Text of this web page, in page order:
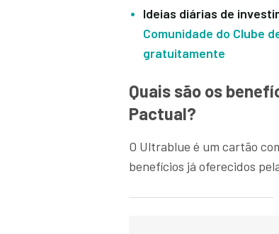
Ideias diárias de
Comunidade do Clube
gratuitamente
Quais são os
Pactual?
O Ultrablue é um cartão
benefícios já oferecidos